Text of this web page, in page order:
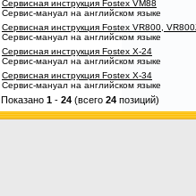
Сервисная инструкция Fostex VM88
Сервис-мануал на английском языке
Сервисная инструкция Fostex VR800,
Сервис-мануал на английском языке
Сервисная инструкция Fostex X-24
Сервис-мануал на английском языке
Сервисная инструкция Fostex X-34
Сервис-мануал на английском языке
Показано 1 - 24 (всего 24 позиций)